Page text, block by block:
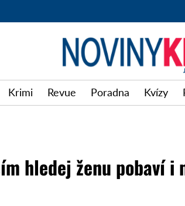
Krimi Revue Poradna Kvízy
hledej ženu pobaví i